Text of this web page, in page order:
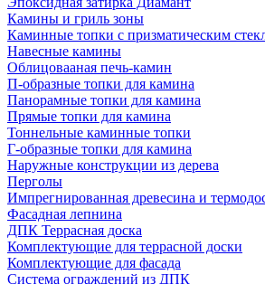
Камины и гриль зоны
Каминные топки с призматическим
Навесные камины
Облицовааная печь-камин
П-образные топки для камина
Панорамные топки для камина
Прямые топки для камина
Тоннельные каминные топки
Г-образные топки для камина
Наружные конструкции из дерева
Перголы
Импрегнированная древесина и
Фасадная лепнина
ДПК Террасная доска
Комплектующие для террасной доски
Комплектующие для фасада
Система ограждений из ДПК